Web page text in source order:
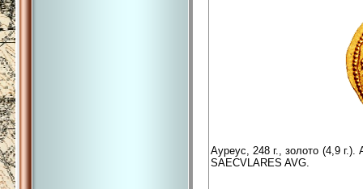
Ауреус, 248 г., золото (4,9
SAECVLARES AVG.